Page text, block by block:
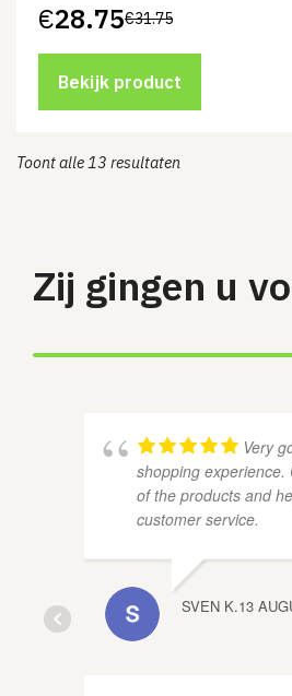
€31.75
Oorspronkelijke
was:
€31.75.
€28.75
Huidige
is:
€28.75.
Bekijk product
Toont alle 13 resultaten
Zij gingen u
Very
shopping experience.
of the products and
customer service.
SVEN K.13